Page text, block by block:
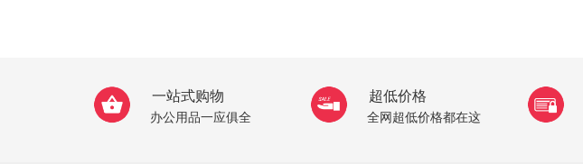
一站式购物
办公用品一应俱全
超低价格
全网超低价格都在这